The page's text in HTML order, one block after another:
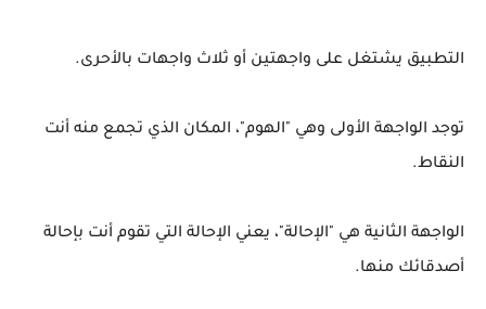
التطبيق يشتغل على واجهتين أو ثلاث واجهات بالأحرى.
توجد الواجهة الأولى وهي "الهوم"، المكان الذي تجمع منه أنت
النقاط.
الواجهة الثانية هي "الإحالة"، يعني الإحالة التي تقوم أنت بإحالة
أصدقائك منها.